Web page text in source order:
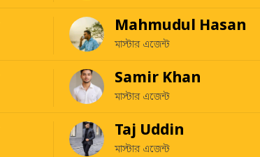
Mahmudul Hasan
মাস্টার এজেন্ট
Samir Khan
মাস্টার এজেন্ট
Taj Uddin
মাস্টার এজেন্ট